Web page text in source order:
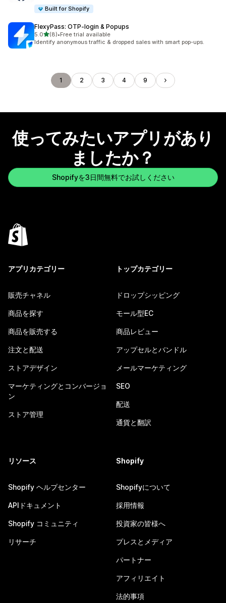
Built for Shopify
FlexyPass: OTP‑login & Popups
5.05つ星中
(8)
合計レビュー数：8件
•Free trial available
Identify anonymous traffic & dropped sales with smart pop-ups.
1 2 3 4 9
使ってみたいアプリがあり
ましたか？
Shopifyを3日間無料でお試しください
アプリカテゴリー
販売チャネル
商品を探す
商品を販売する
注文と配送
ストアデザイン
マーケティングとコンバージョ
ン
ストア管理
トップカテゴリー
ドロップシッピング
モール型EC
商品レビュー
アップセルとバンドル
メールマーケティング
SEO
配送
通貨と翻訳
リソース
Shopify ヘルプセンター
APIドキュメント
Shopify コミュニティ
リサーチ
Shopify
Shopifyについて
採用情報
投資家の皆様へ
プレスとメディア
パートナー
アフィリエイト
法的事項